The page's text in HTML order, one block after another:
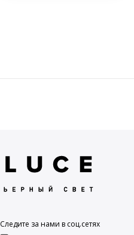
Следите за нами в соц.сетях